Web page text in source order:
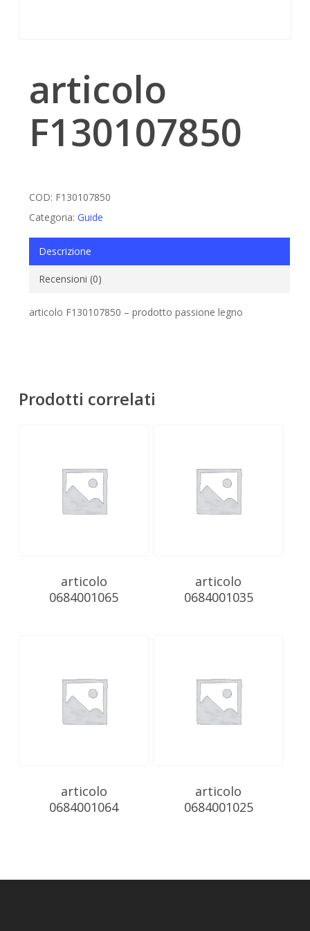
Nessun prodotto nel carrello.
articolo
F130107850
COD: F130107850
Categoria: Guide
Descrizione
Recensioni (0)
articolo F130107850 – prodotto passione legno
Prodotti correlati
articolo
0684001065
articolo
0684001035
articolo
0684001064
articolo
0684001025